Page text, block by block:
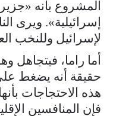
المشروع بأنه
إسرائيلية». ويرى
لإسرائيل وللنخب
أما راما،
حقيقة أنه يضغط
هذه الاحتجاجات
فإن المنافسين